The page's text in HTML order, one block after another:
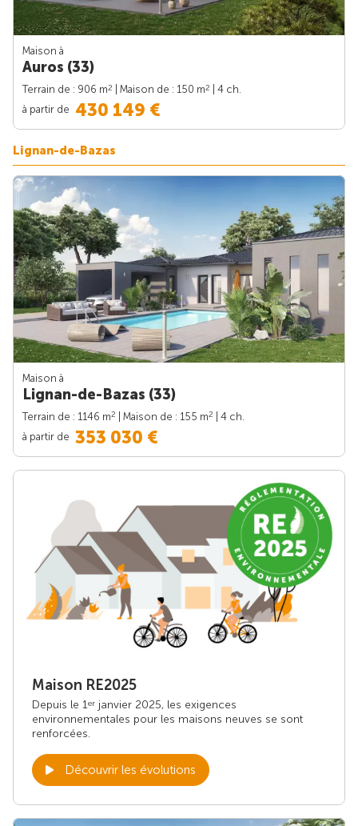
Maison à
Auros (33)
Terrain de : 906 m2 | Maison de : 150 m2
| 4 ch.
à partir de 430 149 €
Lignan-de-Bazas
Maison à
Lignan-de-Bazas (33)
Terrain de : 1146 m2 | Maison de : 155 m2
| 4 ch.
à partir de 353 030 €
Maison RE2025
Depuis le 1er janvier 2025, les exigences
environnementales pour les maisons neuves se sont
renforcées.
Découvrir les évolutions